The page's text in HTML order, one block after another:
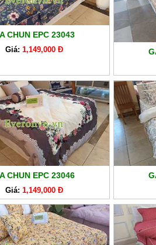
CHUN EPC 23043
Giá: 1,149,000 Đ
CHUN EPC 23046
Giá: 1,149,000 Đ